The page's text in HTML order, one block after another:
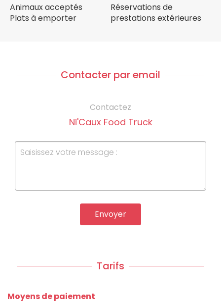
Animaux acceptés
Plats à emporter
Réservations de
prestations extérieures
Contacter par email
Contactez
Ni'Caux Food Truck
Envoyer
Tarifs
Moyens de paiement